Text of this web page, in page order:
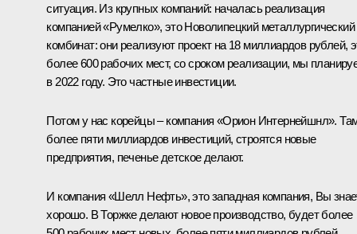
ситуация. Из крупных компаний: началась реализация
компанией «Румелко», это Новолипецкий металлургический
комбинат: они реализуют проект на 18 миллиардов рублей,
более 600 рабочих мест, со сроком реализации, мы
в 2022 году. Это частные инвестиции.
Потом у нас корейцы – компания «Орион Интернейшнл».
более пяти миллиардов инвестиций, строятся новые
предприятия, печенье детское делают.
И компания «Шелл Нефть», это западная компания, Вы
хорошо. В Торжке делают новое производство, будет более